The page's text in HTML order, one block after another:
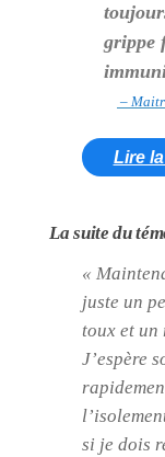
grippe
–
Lire
La suite du
«
juste un
toux et un
J’espère
si je dois